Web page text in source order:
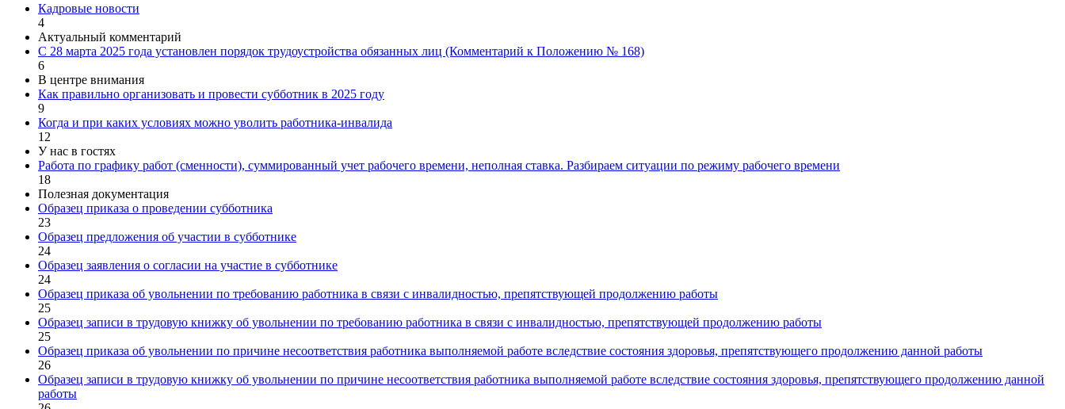
Кадровые новости
4
Актуальный комментарий
С 28 марта 2025 года установлен порядок трудоустройства обязанных лиц (Комментарий к Положению № 168)
6
В центре внимания
Как правильно организовать и провести субботник в 2025 году
9
Когда и при каких условиях можно уволить работника-инвалида
12
У нас в гостях
Работа по графику работ (сменности), суммированный учет рабочего времени, неполная ставка. Разбираем ситуации по режиму рабочего времени
18
Полезная документация
Образец приказа о проведении субботника
23
Образец предложения об участии в субботнике
24
Образец заявления о согласии на участие в субботнике
24
Образец приказа об увольнении по требованию работника в связи с инвалидностью, препятствующей продолжению работы
25
Образец записи в трудовую книжку об увольнении по требованию работника в связи с инвалидностью, препятствующей продолжению работы
25
Образец приказа об увольнении по причине несоответствия работника выполняемой работе вследствие состояния здоровья, препятствующего продолжению данной работы
26
Образец записи в трудовую книжку об увольнении по причине несоответствия работника выполняемой работе вследствие состояния здоровья, препятствующего продолжению данной
работы